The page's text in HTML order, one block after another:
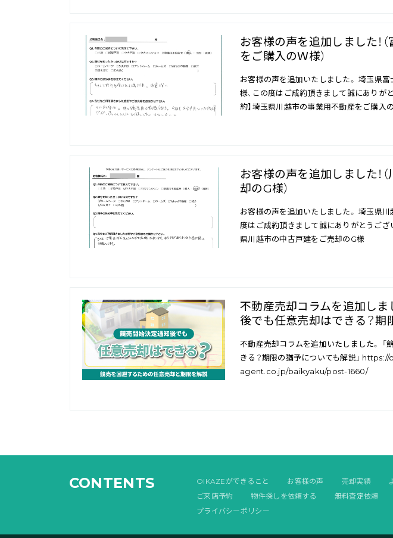
お客様の声を追加しました！
をご購入のＷ様）
お客様の声を追加いたしました。 埼玉県
様、この度はご成約頂きまして誠にありが
約】埼玉県川越市の事業用不動産をご購入
お客様の声を追加しました！
却のG様）
お客様の声を追加いたしました。 埼玉県
度はご成約頂きまして誠にありがとうござ
県川越市の中古戸建をご売却のG様
不動産売却コラムを追加しま
後でも任意売却はできる？期
不動産売却コラムを追加いたしました。
きる？期限の猶予についても解説」
agent.co.jp/baikyaku/post-1660/
CONTENTS OIKAZEができること お客様の声 売却実績
ご来店予約
物件探しを依頼する 無料査定依頼
プライバシーポリシー